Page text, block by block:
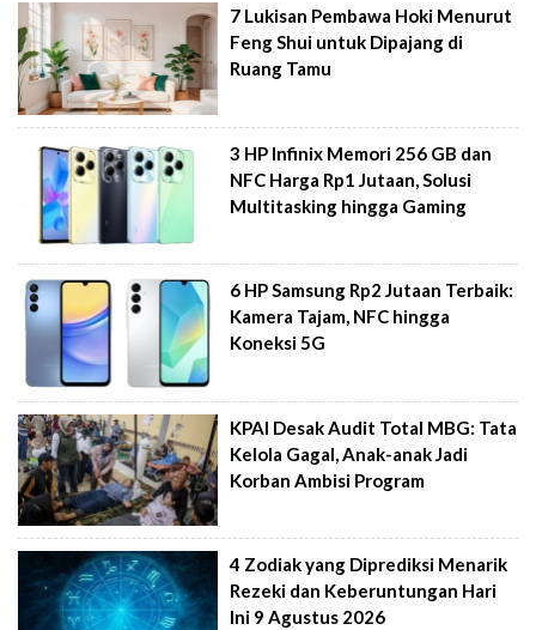
7 Lukisan Pembawa Hoki Menurut
Feng Shui untuk Dipajang di
Ruang Tamu
3 HP Infinix Memori 256 GB dan
NFC Harga Rp1 Jutaan, Solusi
Multitasking hingga Gaming
6 HP Samsung Rp2 Jutaan Terbaik:
Kamera Tajam, NFC hingga
Koneksi 5G
KPAI Desak Audit Total MBG: Tata
Kelola Gagal, Anak-anak Jadi
Korban Ambisi Program
4 Zodiak yang Diprediksi Menarik
Rezeki dan Keberuntungan Hari
Ini 9 Agustus 2026